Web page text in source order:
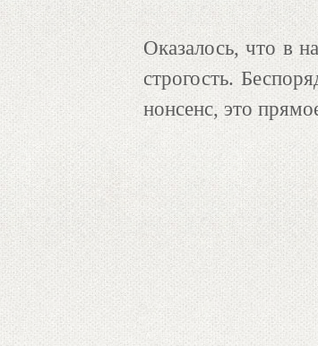
Оказалось, что в
строгость.
нонсенс, это